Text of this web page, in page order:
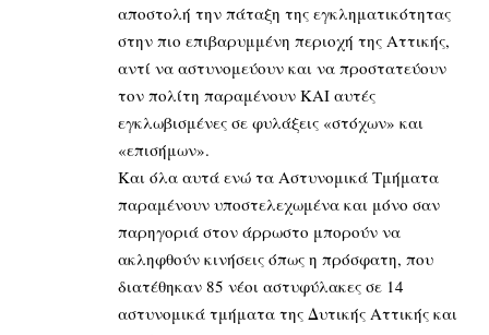
αποστολή την πάταξη της εγκληματικότητας
στην πιο επιβαρυμμένη περιοχή της Αττικής,
αντί να αστυνομεύουν και να προστατεύουν
τον πολίτη παραμένουν ΚΑΙ αυτές
εγκλωβισμένες σε φυλάξεις «στόχων» και
«επισήμων».
Και όλα αυτά ενώ τα Αστυνομικά Τμήματα
παραμένουν υποστελεχωμένα και μόνο σαν
παρηγοριά στον άρρωστο μπορούν να
ακληφθούν κινήσεις όπως η πρόσφατη, που
διατέθηκαν 85 νέοι αστυφύλακες σε 14
αστυνομικά τμήματα της Δυτικής Αττικής και